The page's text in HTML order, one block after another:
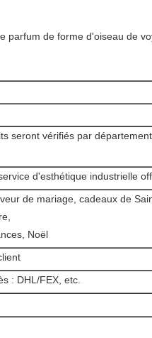
parfum de forme d'oiseau de
seront vérifiés par
d'esthétique industrielle
de mariage, cadeaux de
Noël
: DHL/FEX, etc.